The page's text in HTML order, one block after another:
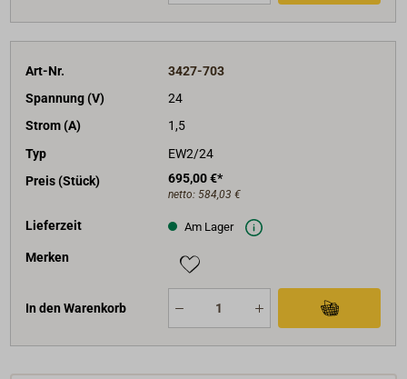
Art-Nr.
3427-703
Spannung (V)
24
Strom (A)
1,5
Typ
EW2/24
Preis (Stück)
695,00 €*
netto: 584,03 €
Lieferzeit Am Lager
Merken
In den Warenkorb